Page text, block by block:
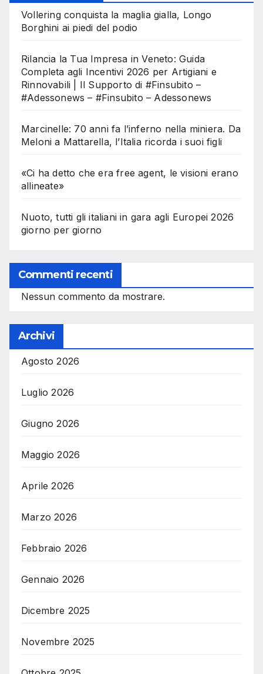
Vollering conquista la maglia gialla, Longo
Borghini ai piedi del podio
Rilancia la Tua Impresa in Veneto: Guida
Completa agli Incentivi 2026 per Artigiani e
Rinnovabili | Il Supporto di #Finsubito –
#Adessonews – #Finsubito – Adessonews
Marcinelle: 70 anni fa l’inferno nella miniera. Da
Meloni a Mattarella, l’Italia ricorda i suoi figli
«Ci ha detto che era free agent, le visioni erano
allineate»
Nuoto, tutti gli italiani in gara agli Europei 2026
giorno per giorno
Commenti recenti
Nessun commento da mostrare.
Archivi
Agosto 2026
Luglio 2026
Giugno 2026
Maggio 2026
Aprile 2026
Marzo 2026
Febbraio 2026
Gennaio 2026
Dicembre 2025
Novembre 2025